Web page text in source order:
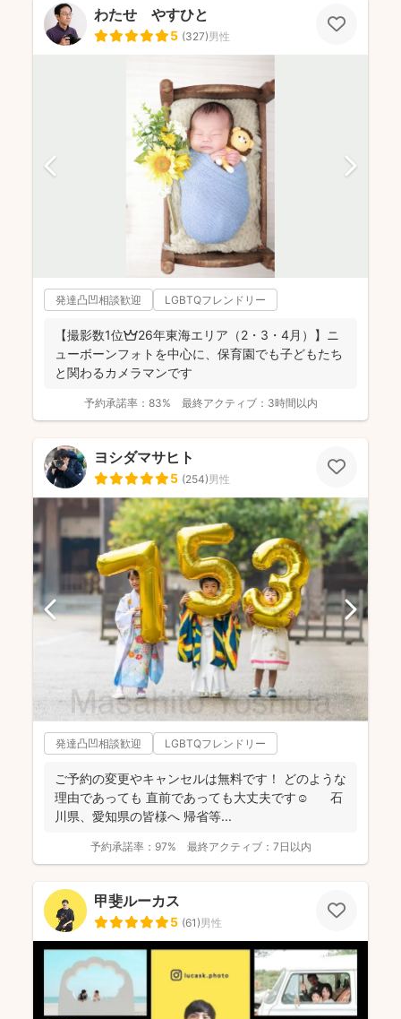
わたせ やすひと
5 (327)男性
発達凸凹相談歓迎 LGBTQフレンドリー
【撮影数1位👑26年東海エリア（2・3・4月）】ニ
ューボーンフォトを中心に、保育園でも子どもたち
と関わるカメラマンです
予約承諾率： 83% 最終アクティブ： 3時間以内
ヨシダマサヒト
5 (254)男性
発達凸凹相談歓迎 LGBTQフレンドリー
ご予約の変更やキャンセルは無料です！ どのような
理由であっても 直前であっても大丈夫です☺️ 石
川県、愛知県の皆様へ 帰省等...
予約承諾率： 97% 最終アクティブ： 7日以内
甲斐ルーカス
5 (61)男性